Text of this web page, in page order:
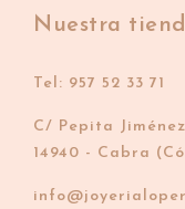
Nuestra
Tel: 957 52 33 71
C/ Pepita
14940 - Cabra